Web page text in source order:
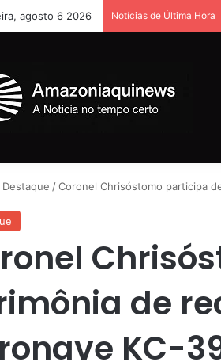
agosto 6 2026 Notícias de Última Hora
Destaque /Coronel Chrisóstomo participa
de
KC-